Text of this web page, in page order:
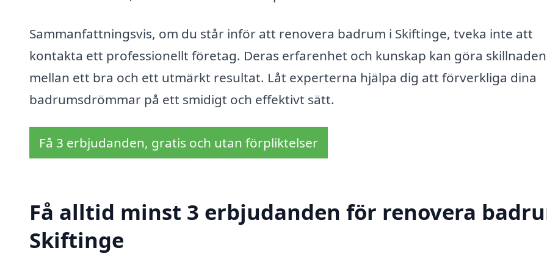
Sammanfattningsvis, om du står inför att renovera badrum i Skiftinge, tveka inte att
kontakta ett professionellt företag. Deras erfarenhet och kunskap kan göra skillnaden
mellan ett bra och ett utmärkt resultat. Låt experterna hjälpa dig att förverkliga dina
badrumsdrömmar på ett smidigt och effektivt sätt.
Få 3 erbjudanden, gratis och utan förpliktelser
Få alltid minst 3 erbjudanden för renovera
Skiftinge